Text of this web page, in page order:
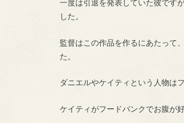
一度は引退を発表していた彼です
した。
監督はこの作品を作るにあたって
た。
ダニエルやケイティという人物は
ケイティがフードバンクでお腹が